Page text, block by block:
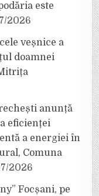
este
2026
veșnice a
doamnei
anunță
eficienței
a energiei în
Comuna
2026
Focșani, pe